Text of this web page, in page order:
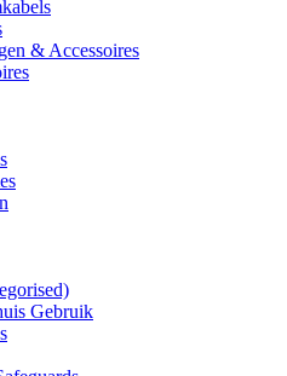
& Accessoires
Gebruik